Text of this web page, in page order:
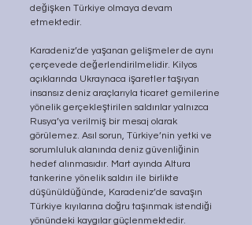
değişken Türkiye olmaya devam
etmektedir.
Karadeniz’de yaşanan gelişmeler de aynı
çerçevede değerlendirilmelidir. Kilyos
açıklarında Ukraynaca işaretler taşıyan
insansız deniz araçlarıyla ticaret gemilerine
yönelik gerçekleştirilen saldırılar yalnızca
Rusya’ya verilmiş bir mesaj olarak
görülemez. Asıl sorun, Türkiye’nin yetki ve
sorumluluk alanında deniz güvenliğinin
hedef alınmasıdır. Mart ayında Altura
tankerine yönelik saldırı ile birlikte
düşünüldüğünde, Karadeniz’de savaşın
Türkiye kıyılarına doğru taşınmak istendiği
yönündeki kaygılar güçlenmektedir.